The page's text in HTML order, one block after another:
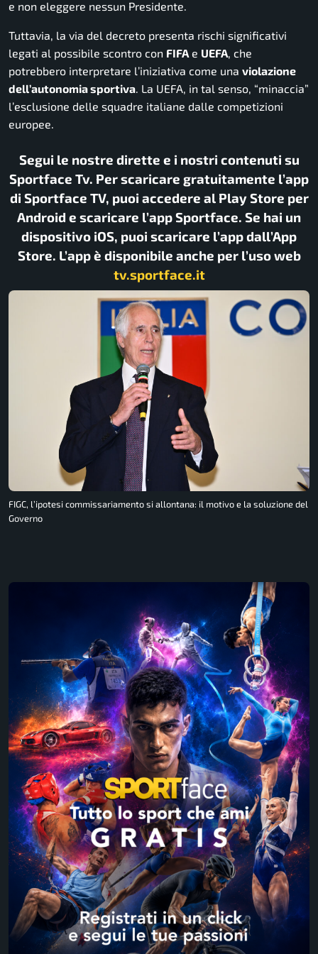
e non eleggere nessun Presidente.
Tuttavia, la via del decreto presenta rischi significativi
legati al possibile scontro con FIFA e UEFA , che
potrebbero interpretare l’iniziativa come una violazione
dell’autonomia sportiva . La UEFA, in tal senso, “minaccia”
l’esclusione delle squadre italiane dalle competizioni
europee.
Segui le nostre dirette e i nostri contenuti su
Sportface Tv. Per scaricare gratuitamente l’app
di Sportface TV, puoi accedere al Play Store per
Android e scaricare l’app Sportface. Se hai un
dispositivo iOS, puoi scaricare l’app dall’App
Store. L’app è disponibile anche per l’uso web
tv.sportface.it
FIGC, l’ipotesi commissariamento si allontana: il motivo e la soluzione del
Governo